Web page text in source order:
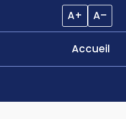
A+ A–
Accueil